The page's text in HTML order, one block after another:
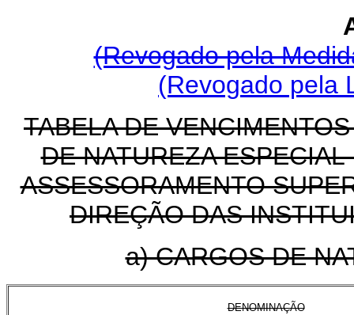
(Revogado pela
(Revogado pela
TABELA DE
DE NATUREZA
ASSESSORAMENTO
DIREÇÃO DAS
a) CARGOS DE
DENOMINAÇÃO